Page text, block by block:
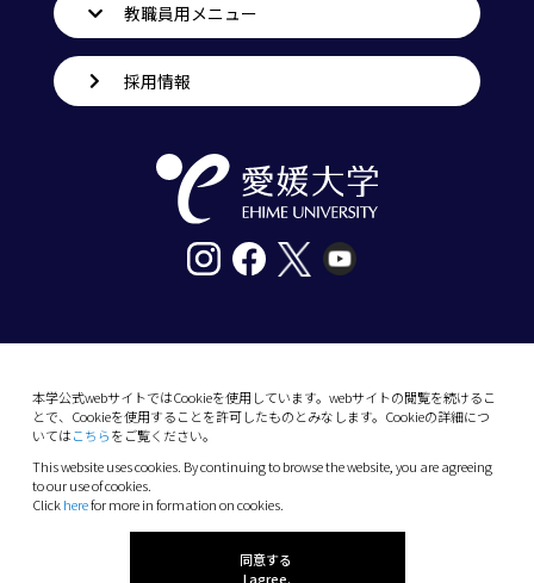
本学公式webサイトではCookieを使用しています。webサイトの閲覧を続けるこ
とで、Cookieを使用することを許可したものとみなします。Cookieの詳細につ
いてはこちらをご覧ください。
This website uses cookies. By continuing to browse the website, you are agreeing
to our use of cookies.
Clickherefor more in formation on cookies.
同意する
I agree.
教職員用メニュー
採用情報
10-13 Dogo-Himata, Matsuyama, Ehime 790-
Phone: +81 89-927-9000
(C) 2026 Ehime University.